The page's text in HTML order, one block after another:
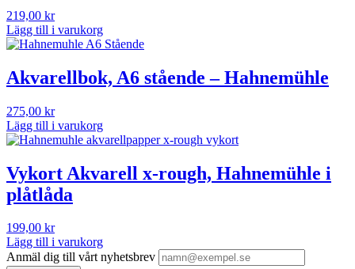
219,00 kr
Lägg till i varukorg
Akvarellbok, A6 stående – Hahnemühle
275,00 kr
Lägg till i varukorg
Vykort Akvarell x-rough, Hahnemühle i
plåtlåda
199,00 kr
Lägg till i varukorg
Anmäl dig till vårt nyhetsbrev